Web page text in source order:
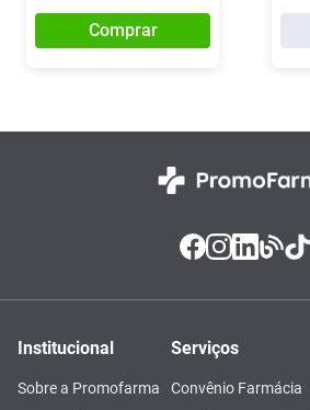
Comprar
Institucional
Sobre a Promofarma
Serviços
Convênio Farmácia